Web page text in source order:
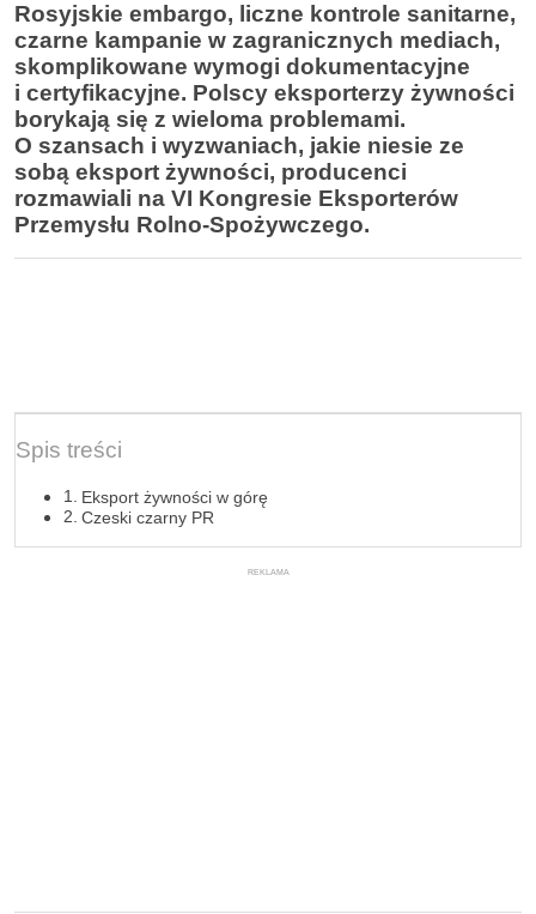
Rosyjskie embargo, liczne kontrole sanitarne,
czarne kampanie w zagranicznych mediach,
skomplikowane wymogi dokumentacyjne
i certyfikacyjne. Polscy eksporterzy żywności
borykają się z wieloma problemami.
O szansach i wyzwaniach, jakie niesie ze
sobą eksport żywności, producenci
rozmawiali na VI Kongresie Eksporterów
Przemysłu Rolno-Spożywczego.
Spis treści
Eksport żywności w górę
Czeski czarny PR
REKLAMA